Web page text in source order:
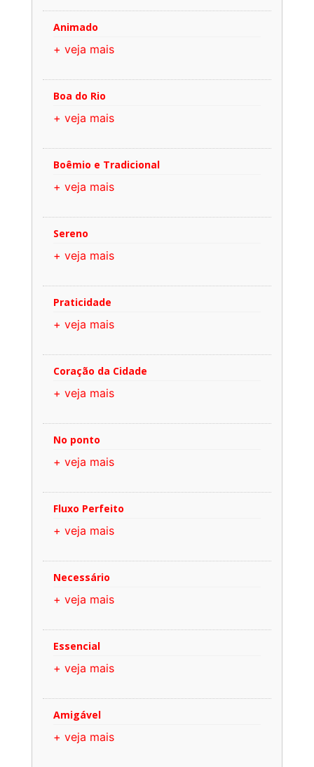
Animado
+ veja mais
Boa do Rio
+ veja mais
Boêmio e Tradicional
+ veja mais
Sereno
+ veja mais
Praticidade
+ veja mais
Coração da Cidade
+ veja mais
No ponto
+ veja mais
Fluxo Perfeito
+ veja mais
Necessário
+ veja mais
Essencial
+ veja mais
Amigável
+ veja mais